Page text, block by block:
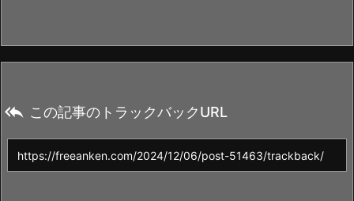
 この記事のトラックバックURL